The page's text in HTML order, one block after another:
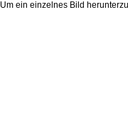
Um ein einzelnes Bild